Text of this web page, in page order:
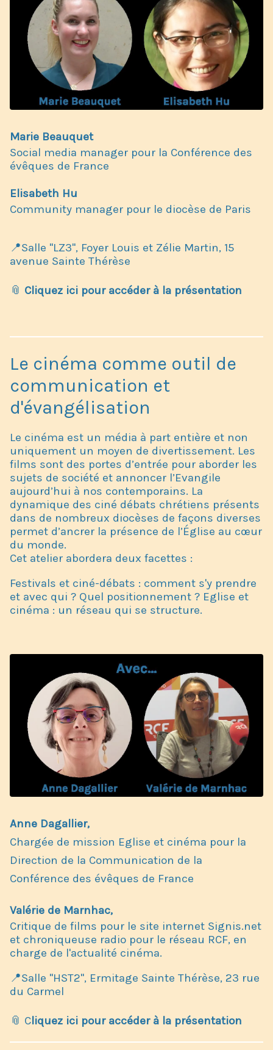
Marie Beauquet
Social media manager pour la Conférence des
évêques de France
Elisabeth Hu
Community manager pour le diocèse de Paris
📍Salle "LZ3", Foyer Louis et Zélie Martin, 15
avenue Sainte Thérèse
📎 Cliquez ici pour accéder à la présentation
Le cinéma comme outil de
communication et
d'évangélisation
Le cinéma est un média à part entière et non
uniquement un moyen de divertissement. Les
films sont des portes d’entrée pour aborder les
sujets de société et annoncer l’Evangile
aujourd’hui à nos contemporains. La
dynamique des ciné débats chrétiens présents
dans de nombreux diocèses de façons diverses
permet d’ancrer la présence de l’Église au cœur
du monde.
Cet atelier abordera deux facettes :
Festivals et ciné-débats : comment s'y prendre
et avec qui ? Quel positionnement ? Eglise et
cinéma : un réseau qui se structure.
Anne Dagallier,
Chargée de mission Eglise et cinéma pour la
Direction de la Communication de la
Conférence des évêques de France
Valérie de Marnhac,
Critique de films pour le site internet Signis.net
et chroniqueuse radio pour le réseau RCF, en
charge de l'actualité cinéma.
📍Salle "HST2", Ermitage Sainte Thérèse, 23 rue
du Carmel
📎 Cliquez ici pour accéder à la présentation